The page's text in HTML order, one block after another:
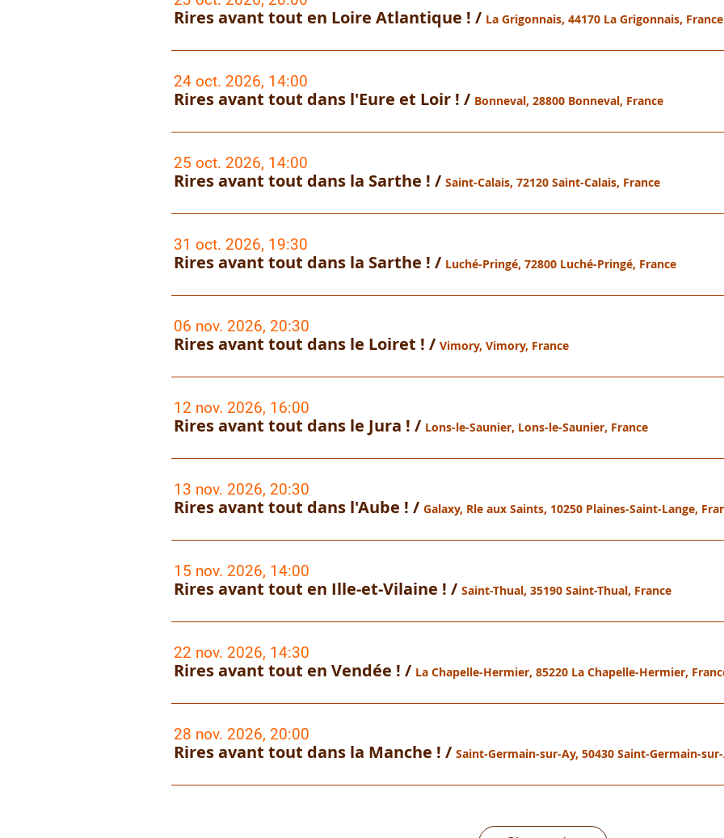
Rires avant tout en Loire Atlantique ! / La Grigonnais, 44170 La Grigonnais, France
24 oct. 2026, 14:00
Rires avant tout dans l'Eure et Loir ! / Bonneval, 28800 Bonneval, France
25 oct. 2026, 14:00
Rires avant tout dans la Sarthe ! / Saint-Calais, 72120 Saint-Calais, France
31 oct. 2026, 19:30
Rires avant tout dans la Sarthe ! / Luché-Pringé, 72800 Luché-Pringé, France
06 nov. 2026, 20:30
Rires avant tout dans le Loiret ! / Vimory, Vimory, France
12 nov. 2026, 16:00
Rires avant tout dans le Jura ! / Lons-le-Saunier, Lons-le-Saunier, France
13 nov. 2026, 20:30
Rires avant tout dans l'Aube ! / Galaxy, Rle aux Saints, 10250 Plaines-Saint-Lange,
15 nov. 2026, 14:00
Rires avant tout en Ille-et-Vilaine ! / Saint-Thual, 35190 Saint-Thual, France
22 nov. 2026, 14:30
Rires avant tout en Vendée ! / La Chapelle-Hermier, 85220 La Chapelle-Hermier,
28 nov. 2026, 20:00
Rires avant tout dans la Manche ! / Saint-Germain-sur-Ay, 50430 Saint-Germain-